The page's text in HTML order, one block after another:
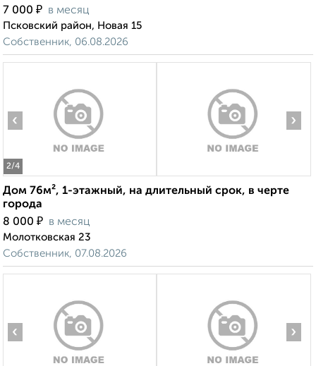
7 000 ₽ в месяц
Псковский район, Новая 15
Собственник, 06.08.2026
2/4
‹ ›
Дом 76м², 1-этажный, на длительный срок, в черте
города
8 000 ₽ в месяц
Молотковская 23
Собственник, 07.08.2026
‹ ›